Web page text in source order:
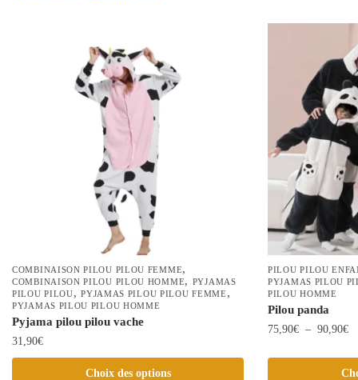
COMBINAISON PILOU PILOU FEMME,
COMBINAISON PILOU PILOU HOMME, PYJAMAS
PILOU PILOU,PYJAMAS PILOU PILOU FEMME,
PYJAMAS PILOU PILOU HOMME
Pyjama pilou pilou vache
31,90€
Choix des options
PILOU PILOU
PYJAMAS PILOU
PILOU HOMME
Pilou panda
75,90€ – 90,90€
Ce